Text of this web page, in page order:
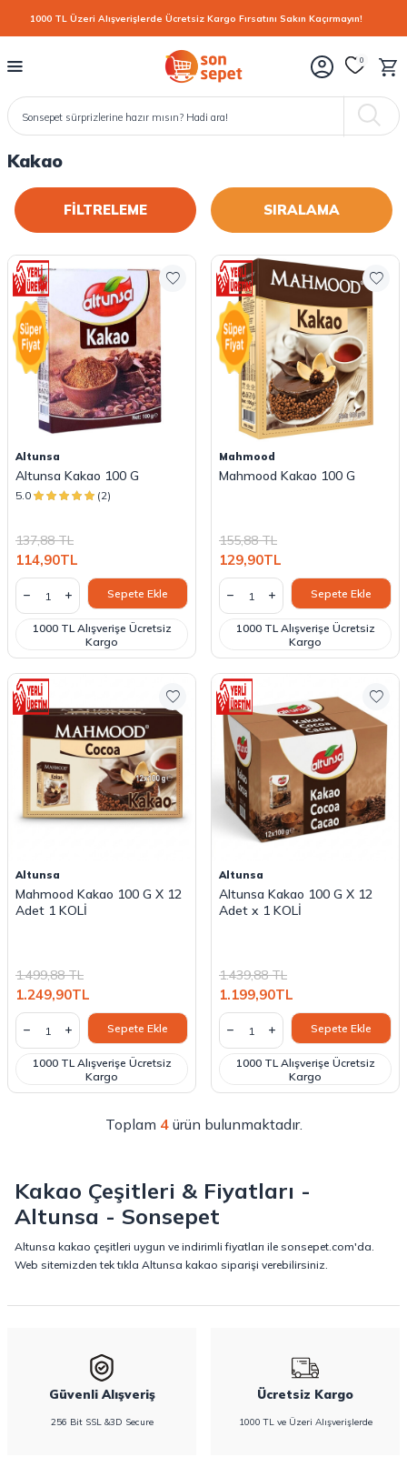
1000 TL Üzeri Alışverişlerde Ücretsiz Kargo Fırsatını Sakın Kaçırmayın!
0
Kakao
FİLTRELEME
Altunsa
Altunsa Kakao 100 G
5.0 (2)
137,88TL
114,90TL
Sepete Ekle
1000 TL Alışverişe Ücretsiz
Kargo
Mahmood
Mahmood Kakao 100 G
155,88TL
129,90TL
Sepete Ekle
1000 TL Alışverişe Ücretsiz
Kargo
Altunsa
Mahmood Kakao 100 G X 12
Adet 1 KOLİ
1.499,88TL
1.249,90TL
Sepete Ekle
1000 TL Alışverişe Ücretsiz
Kargo
Altunsa
Altunsa Kakao 100 G X 12
Adet x 1 KOLİ
1.439,88TL
1.199,90TL
Sepete Ekle
1000 TL Alışverişe Ücretsiz
Kargo
Toplam 4ürün bulunmaktadır.
Kakao Çeşitleri & Fiyatları -
Altunsa - Sonsepet
Altunsa kakao çeşitleri uygun ve indirimli fiyatları ile sonsepet.com'da.
Web sitemizden tek tıkla Altunsa kakao siparişi verebilirsiniz.
Güvenli Alışveriş
256 Bit SSL &3D Secure
Ücretsiz Kargo
1000 TL ve Üzeri Alışverişlerde